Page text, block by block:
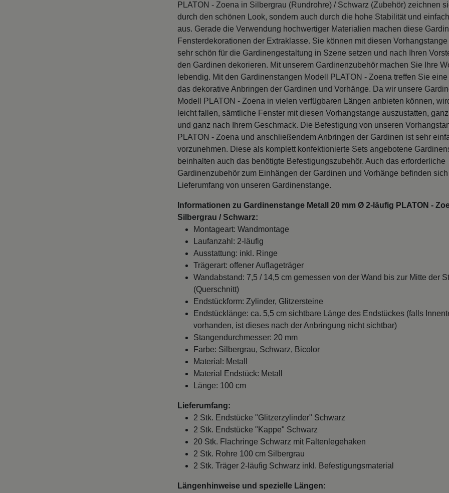
PLATON - Zoena in Silbergrau (Rundrohre) / Schwarz (Zubehör) zeichnen
durch den schönen Look, sondern auch durch die hohe Stabilität und
aus. Gerade die Verwendung hochwertiger Materialien machen diese
Fensterdekorationen der Extraklasse. Sie können mit diesen
sehr schön für die Gardinengestaltung in Szene setzen und nach Ihren
den Gardinen dekorieren. Mit unserem Gardinenzubehör machen Sie Ihre
lebendig. Mit den Gardinenstangen Modell PLATON - Zoena treffen Sie
das dekorative Anbringen der Gardinen und Vorhänge. Da wir unsere
Modell PLATON - Zoena in vielen verfügbaren Längen anbieten können,
leicht fallen, sämtliche Fenster mit diesen Vorhangstange auszustatten, ganz
und ganz nach Ihrem Geschmack. Die Befestigung von unseren
PLATON - Zoena und anschließendem Anbringen der Gardinen ist sehr
vorzunehmen. Diese als komplett konfektionierte Sets angebotene
beinhalten auch das benötigte Befestigungszubehör. Auch das erforderliche
Gardinenzubehör zum Einhängen der Gardinen und Vorhänge befinden
Lieferumfang von unseren Gardinenstange.
Informationen zu Gardinenstange Metall 20 mm Ø 2-läufig PLATON -
Silbergrau / Schwarz:
Montageart: Wandmontage
Laufanzahl: 2-läufig
Ausstattung: inkl. Ringe
Trägerart: offener Auflageträger
Wandabstand: 7,5 / 14,5 cm gemessen von der Wand bis zur Mitte der
(Querschnitt)
Endstückform: Zylinder, Glitzersteine
Endstücklänge: ca. 5,5 cm sichtbare Länge des Endstückes (falls
vorhanden, ist dieses nach der Anbringung nicht sichtbar)
Stangendurchmesser: 20 mm
Farbe: Silbergrau, Schwarz, Bicolor
Material: Metall
Material Endstück: Metall
Länge: 100 cm
Lieferumfang:
2 Stk. Endstücke "Glitzerzylinder" Schwarz
2 Stk. Endstücke "Kappe" Schwarz
20 Stk. Flachringe Schwarz mit Faltenlegehaken
2 Stk. Rohre 100 cm Silbergrau
2 Stk. Träger 2-läufig Schwarz inkl. Befestigungsmaterial
Längenhinweise und spezielle Längen: